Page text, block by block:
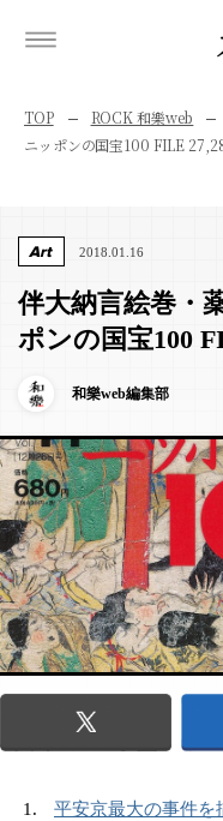
TOP ROCK 和樂web
ニッポンの国宝100 FILE
Art 2018.01.16
伴大納言絵巻・
ポンの国宝100
和樂web編集部
平安京最大の事件を